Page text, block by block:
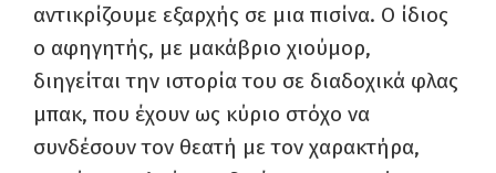
αντικρίζουμε εξαρχής σε μια πισίνα. Ο ίδιος
ο αφηγητής, με μακάβριο χιούμορ,
διηγείται την ιστορία του σε διαδοχικά φλας
μπακ, που έχουν ως κύριο στόχο να
συνδέσουν τον θεατή με τον χαρακτήρα,